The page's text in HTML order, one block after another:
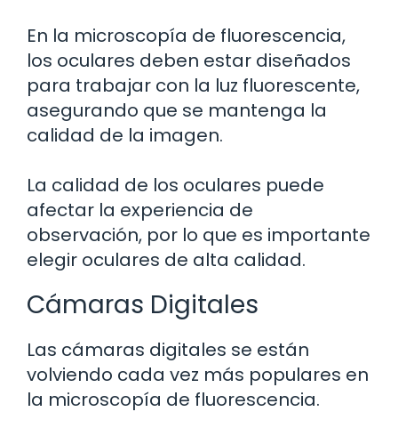
En la microscopía de fluorescencia,
los oculares deben estar diseñados
para trabajar con la luz fluorescente,
asegurando que se mantenga la
calidad de la imagen.
La calidad de los oculares puede
afectar la experiencia de
observación, por lo que es importante
elegir oculares de alta calidad.
Cámaras Digitales
Las cámaras digitales se están
volviendo cada vez más populares en
la microscopía de fluorescencia.